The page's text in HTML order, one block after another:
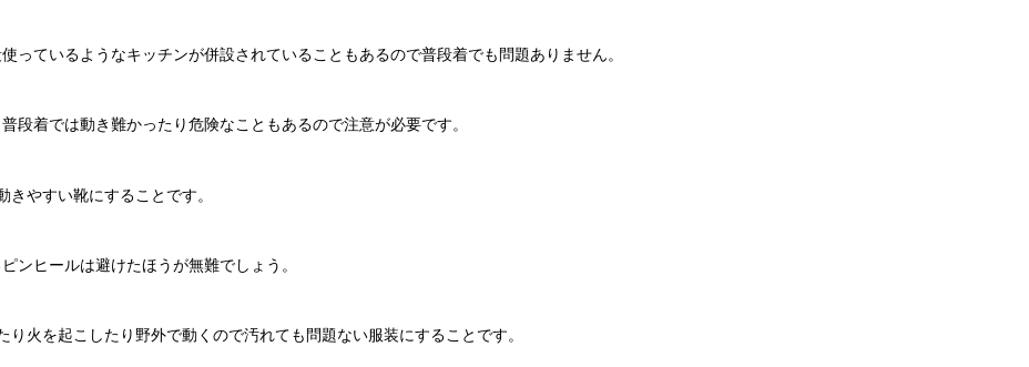
っているようなキッチンが併設されていることもあるので普段着でも問題ありません。
段着では動き難かったり危険なこともあるので注意が必要です。
きやすい靴にすることです。
ンヒールは避けたほうが無難でしょう。
り火を起こしたり野外で動くので汚れても問題ない服装にすることです。